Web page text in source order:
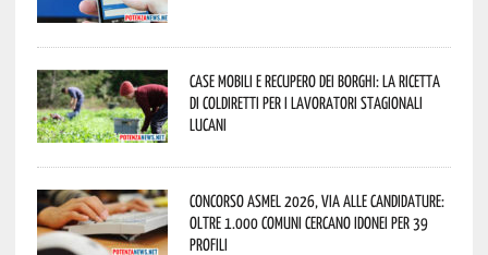
Case mobili e recupero dei borghi: la ricetta
di Coldiretti per i lavoratori stagionali
lucani
Concorso Asmel 2026, via alle candidature:
oltre 1.000 Comuni cercano idonei per 39
profili